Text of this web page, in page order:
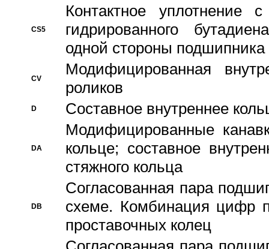
CS5
Контактное уплотнение
гидрированного
одной стороны подшипника
CV
Модифицированная
роликов
D Составное внутреннее
DA
Модифицированные
кольце; составное
стяжного кольца
DB
Согласованная пара
схеме. Комбинация цифр
проставочных колец